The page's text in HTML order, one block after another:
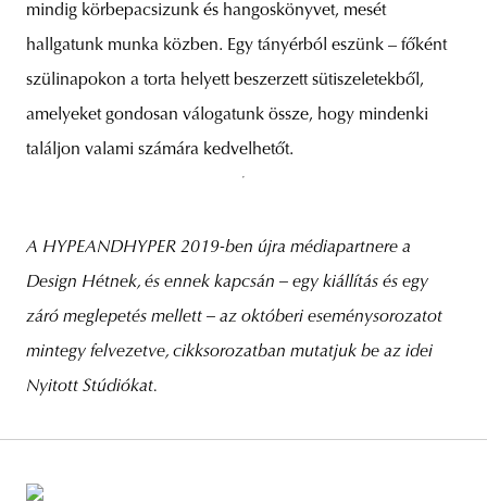
mindig körbepacsizunk és hangoskönyvet, mesét
hallgatunk munka közben. Egy tányérból eszünk – főként
szülinapokon a torta helyett beszerzett sütiszeletekből,
amelyeket gondosan válogatunk össze, hogy mindenki
találjon valami számára kedvelhetőt.
A HYPEANDHYPER 2019-ben újra médiapartnere a
Design Hétnek, és ennek kapcsán – egy kiállítás és egy
záró meglepetés mellett – az októberi eseménysorozatot
mintegy felvezetve, cikksorozatban mutatjuk be az idei
Nyitott Stúdiókat.